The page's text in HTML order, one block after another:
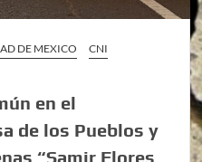
DE MEXICO
CNI
en el
de los Pueblos y
“Samir Flores